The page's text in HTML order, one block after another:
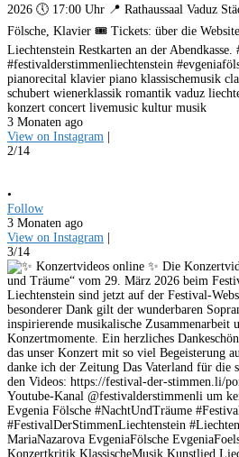
2026 🕔 17:00 Uhr 📍 Rathaussaal Vaduz
Fölsche, Klavier 🎟️ Tickets: über die
Liechtenstein Restkarten an der
#festivalderstimmenliechtenstein
pianorecital klavier piano klassischemusik
schubert wienerklassik romantik vaduz
konzert concert livemusic kultur musik
3 Monaten ago
View on Instagram |
2/14
•
Follow
3 Monaten ago
View on Instagram |
3/14